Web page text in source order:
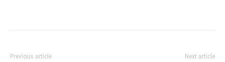
Previous article Next article